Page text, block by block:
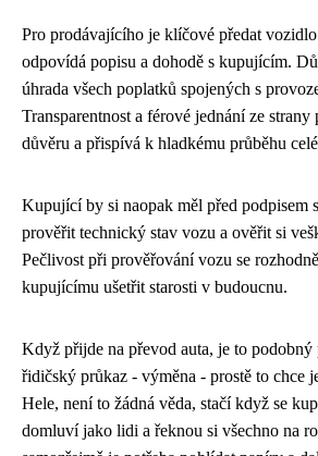
Pro prodávajícího je klíčové předat
odpovídá popisu a dohodě s kupujícím.
úhrada všech poplatků spojených s
Transparentnost a férové jednání ze
důvěru a přispívá k hladkému průběhu
Kupující by si naopak měl před podpisem
prověřit technický stav vozu a ověřit si
Pečlivost při prověřování vozu se
kupujícímu ušetřit starosti v budoucnu.
Když přijde na převod auta, je to podobný
řidičský průkaz - výměna - prostě to chce
Hele, není to žádná věda, stačí když se
domluví jako lidi a řeknou si všechno na